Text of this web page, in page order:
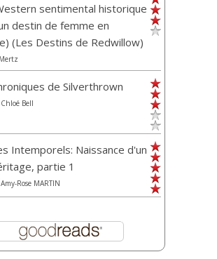
sentimental historique
destin de femme en
(Les Destins de Redwillow)
de Silverthrown
Chloé Bell
Intemporels: Naissance d'un
partie 1
Amy-Rose MARTIN